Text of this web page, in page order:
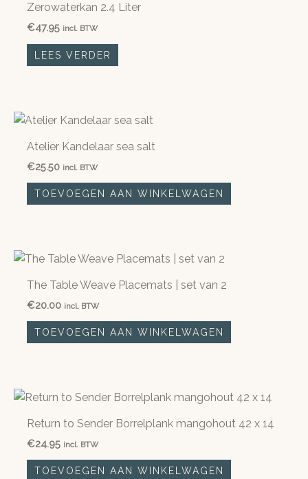
Zerowaterkan 2.4 Liter
€47.95 incl. BTW
LEES VERDER
Atelier Kandelaar sea salt
€25.50 incl. BTW
TOEVOEGEN AAN WINKELWAGEN
The Table Weave Placemats | set van 2
€20.00 incl. BTW
TOEVOEGEN AAN WINKELWAGEN
Return to Sender Borrelplank mangohout 42 x 14
€24.95 incl. BTW
TOEVOEGEN AAN WINKELWAGEN